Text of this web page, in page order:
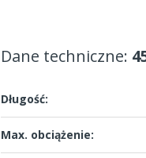
Dane techniczne:
Długość:
Max. obciążenie: